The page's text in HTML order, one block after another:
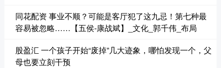
同花配资 事业不顺？可能是客厅犯了这九忌！第七种最
容易被忽略……【五侯-康战斌】_文化_郭千伟_布局
股盈汇 一个孩子开始“废掉”几大迹象，哪怕发现一个，父
母也要立刻干预